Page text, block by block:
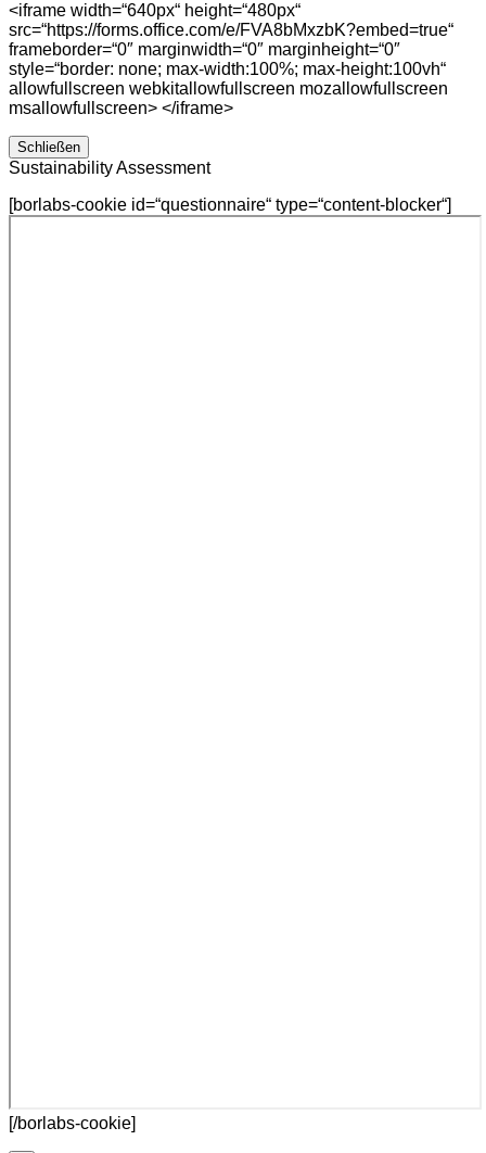
<iframe width=“640px“ height=“480px“
src=“https://forms.office.com/e/FVA8bMxzbK?embed=true“
frameborder=“0″ marginwidth=“0″ marginheight=“0″
style=“border: none; max-width:100%; max-height:100vh“
allowfullscreen webkitallowfullscreen mozallowfullscreen
msallowfullscreen> </iframe>
Schließen
Sustainability Assessment
[borlabs-cookie id=“questionnaire“ type=“content-blocker“]
[/borlabs-cookie]